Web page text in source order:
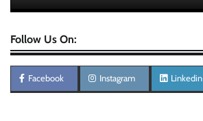
Follow Us On:
Facebook Instagram Linkedin